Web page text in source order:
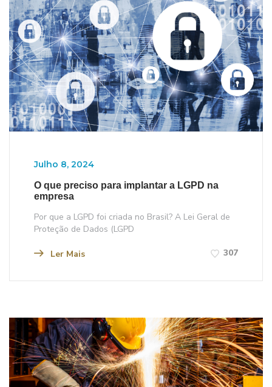
Julho 8, 2024
O que preciso para implantar a LGPD na
empresa
Por que a LGPD foi criada no Brasil? A Lei Geral de
Proteção de Dados (LGPD
Ler Mais 307